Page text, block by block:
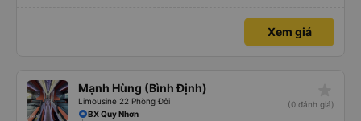
Xem giá
Mạnh Hùng (Bình Định)
Limousine 22 Phòng Đôi
(0 đánh giá)
BX Quy Nhơn